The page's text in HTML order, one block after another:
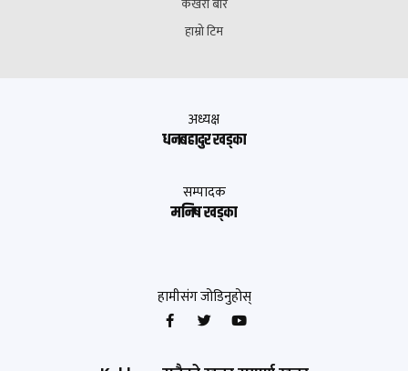
कखरा बारे
हाम्रो टिम
अध्यक्ष
धनबहादुर खड्का
सम्पादक
मनिष खड्का
हामीसंग जोडिनुहोस्